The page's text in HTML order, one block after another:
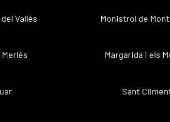
Vallès Monistrol de
Merlès Margarida i els
Sant